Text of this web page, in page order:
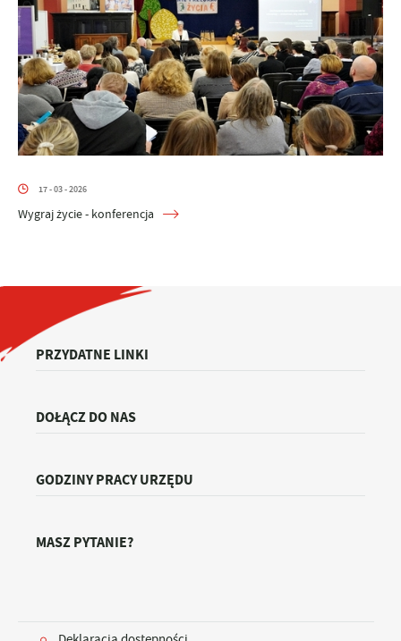
17 - 03 - 2026
Wygraj życie - konferencja
PRZYDATNE LINKI
DOŁĄCZ DO NAS
GODZINY PRACY URZĘDU
MASZ PYTANIE?